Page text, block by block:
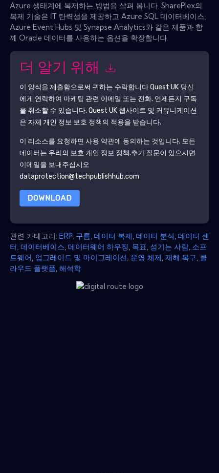
Azure 생태계에 복제하는 방법을 살펴 봅니다. SharePlex의
복제 기술은 IT 탄력성을 제공하고 Azure SQL 데이터베이스,
Azure Event Hubs 및 Synapse Analytics와 같은 제품과 함
께 Oracle 데이터를 사용하는 옵션을 확장합니다.
더 알기 위해
이 양식을 제출함으로써 귀하는 수락합니다Quest UK당신
에게 연락하여 마케팅 관련 이메일 또는 전화. 언제든지 구독
을 취소할 수 있습니다. Quest UK웹사이트 및 커뮤니케이션
은 자체 개인 정보 보호 정책의 적용을 받습니다.
이 리소스를 요청하면 사용 약관에 동의하는 것입니다. 모든
데이터는 우리의 보호 개인 정보 정책.추가 질문이 있으시면
이메일을 보내주십시오
dataprotection@techpublishhub.com
DOWNLOAD
관련 카테고리: ERP 구름 데이터 복제 데이터 분석 데이터 센
터 데이터베이스 데이터웨어 하우징 목표 섬기는 사람 소프
트웨어 업그레이드 및 마이그레이션 운영 체제 재해 복구 클
라우드 플랫폼 해석학